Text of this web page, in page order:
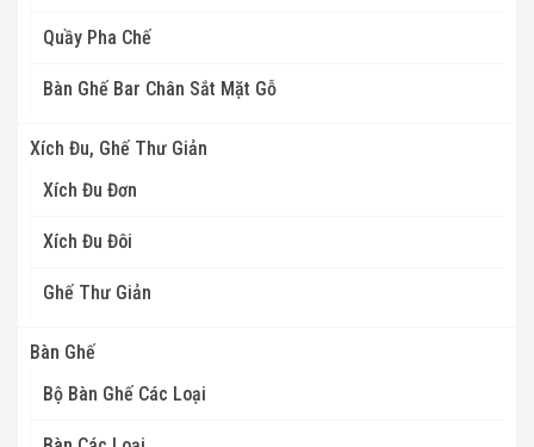
Quầy Pha Chế
Bàn Ghế Bar Chân Sắt Mặt Gỗ
Xích Đu, Ghế Thư Giản
Xích Đu Đơn
Xích Đu Đôi
Ghế Thư Giản
Bàn Ghế
Bộ Bàn Ghế Các Loại